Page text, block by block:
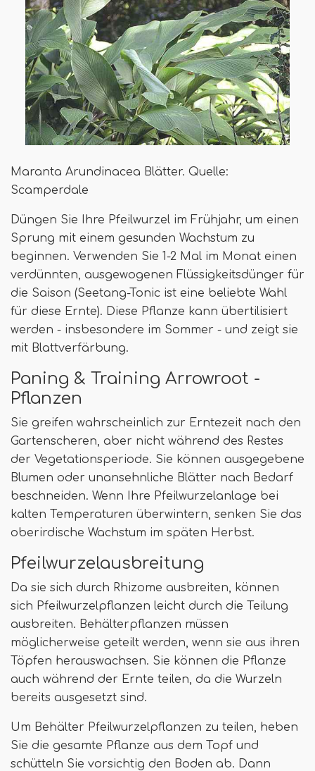
Maranta Arundinacea Blätter. Quelle:
Scamperdale
Düngen Sie Ihre Pfeilwurzel im Frühjahr, um einen
Sprung mit einem gesunden Wachstum zu
beginnen. Verwenden Sie 1-2 Mal im Monat einen
verdünnten, ausgewogenen Flüssigkeitsdünger für
die Saison (Seetang-Tonic ist eine beliebte Wahl
für diese Ernte). Diese Pflanze kann übertilisiert
werden - insbesondere im Sommer - und zeigt sie
mit Blattverfärbung.
Paning & Training Arrowroot -
Pflanzen
Sie greifen wahrscheinlich zur Erntezeit nach den
Gartenscheren, aber nicht während des Restes
der Vegetationsperiode. Sie können ausgegebene
Blumen oder unansehnliche Blätter nach Bedarf
beschneiden. Wenn Ihre Pfeilwurzelanlage bei
kalten Temperaturen überwintern, senken Sie das
oberirdische Wachstum im späten Herbst.
Pfeilwurzelausbreitung
Da sie sich durch Rhizome ausbreiten, können
sich Pfeilwurzelpflanzen leicht durch die Teilung
ausbreiten. Behälterpflanzen müssen
möglicherweise geteilt werden, wenn sie aus ihren
Töpfen herauswachsen. Sie können die Pflanze
auch während der Ernte teilen, da die Wurzeln
bereits ausgesetzt sind.
Um Behälter Pfeilwurzelpflanzen zu teilen, heben
Sie die gesamte Pflanze aus dem Topf und
schütteln Sie vorsichtig den Boden ab. Dann